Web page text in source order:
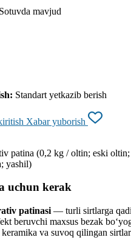
Sotuvda mavjud
Standart yetkazib berish
Xabar yuborish
patina (0,2 kg / oltin; eski
yashil)
uchun kerak
patinasi — turli sirtlarga
beruvchi maxsus bezak
keramika va suvoq qilingan